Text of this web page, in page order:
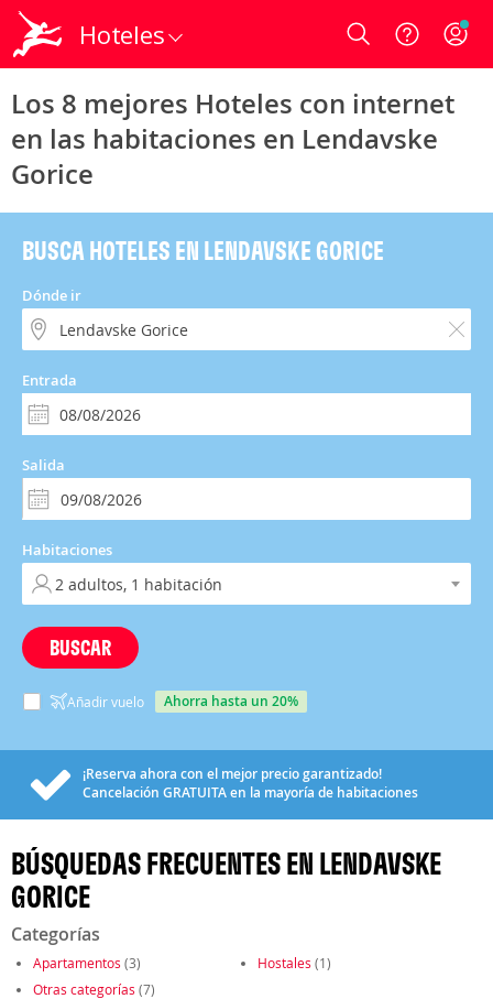
Hoteles Login
Los 8 mejores Hoteles con internet
en las habitaciones en Lendavske
Gorice
BUSCA HOTELES EN LENDAVSKE GORICE
Dónde ir
Entrada
Salida
Habitaciones
BUSCAR
Añadir vuelo ahorra hasta un 20%
¡Reserva ahora con el mejor precio garantizado!
Cancelación GRATUITAen la mayoría de habitaciones
BÚSQUEDAS FRECUENTES EN LENDAVSKE
GORICE
Categorías
Apartamentos (3) Hostales (1)
Otras categorías (7)